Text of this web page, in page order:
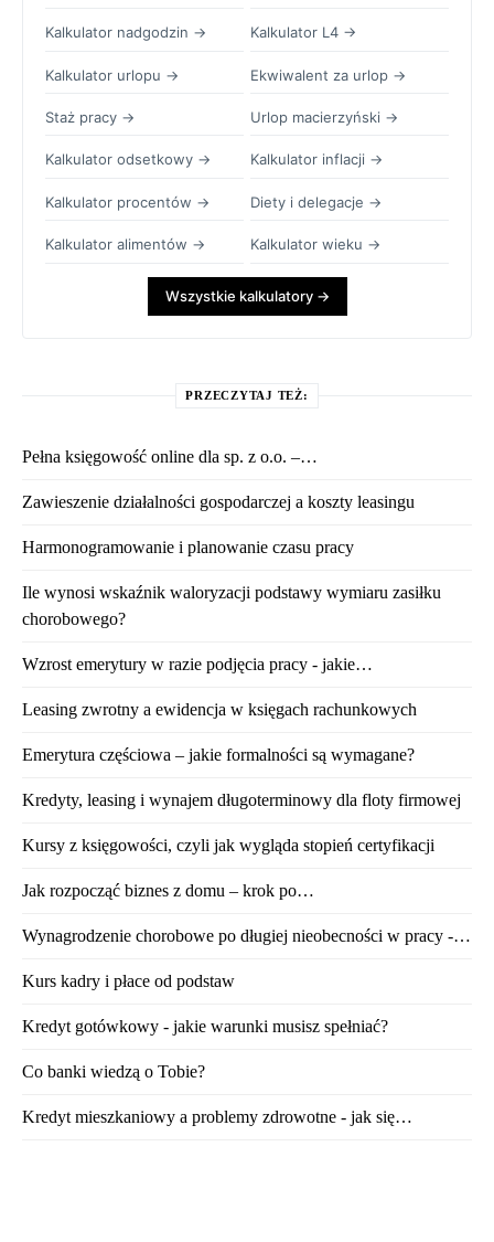
Kalkulator nadgodzin → Kalkulator L4 →
Kalkulator urlopu → Ekwiwalent za urlop →
Staż pracy → Urlop macierzyński →
Kalkulator odsetkowy → Kalkulator inflacji →
Kalkulator procentów → Diety i delegacje →
Kalkulator alimentów → Kalkulator wieku →
Wszystkie kalkulatory →
PRZECZYTAJ TEŻ:
Pełna księgowość online dla sp. z o.o. –…
Zawieszenie działalności gospodarczej a koszty leasingu
Harmonogramowanie i planowanie czasu pracy
Ile wynosi wskaźnik waloryzacji podstawy wymiaru zasiłku
chorobowego?
Wzrost emerytury w razie podjęcia pracy - jakie…
Leasing zwrotny a ewidencja w księgach rachunkowych
Emerytura częściowa – jakie formalności są wymagane?
Kredyty, leasing i wynajem długoterminowy dla floty firmowej
Kursy z księgowości, czyli jak wygląda stopień certyfikacji
Jak rozpocząć biznes z domu – krok po…
Wynagrodzenie chorobowe po długiej nieobecności w pracy -…
Kurs kadry i płace od podstaw
Kredyt gotówkowy - jakie warunki musisz spełniać?
Co banki wiedzą o Tobie?
Kredyt mieszkaniowy a problemy zdrowotne - jak się…